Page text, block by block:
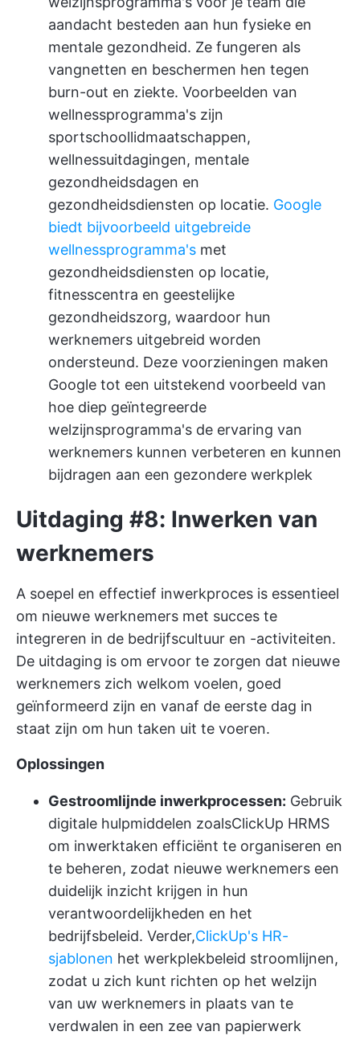
aandacht besteden aan hun fysieke en
mentale gezondheid. Ze fungeren als
vangnetten en beschermen hen tegen
burn-out en ziekte. Voorbeelden van
wellnessprogramma's zijn
sportschoollidmaatschappen,
wellnessuitdagingen, mentale
gezondheidsdagen en
gezondheidsdiensten op locatie. Google
biedt bijvoorbeeld uitgebreide
wellnessprogramma's met
gezondheidsdiensten op locatie,
fitnesscentra en geestelijke
gezondheidszorg, waardoor hun
werknemers uitgebreid worden
ondersteund. Deze voorzieningen maken
Google tot een uitstekend voorbeeld van
hoe diep geïntegreerde
welzijnsprogramma's de ervaring van
werknemers kunnen verbeteren en kunnen
bijdragen aan een gezondere werkplek
Uitdaging #8: Inwerken van
werknemers
A soepel en effectief inwerkproces is essentieel
om nieuwe werknemers met succes te
integreren in de bedrijfscultuur en -activiteiten.
De uitdaging is om ervoor te zorgen dat nieuwe
werknemers zich welkom voelen, goed
geïnformeerd zijn en vanaf de eerste dag in
staat zijn om hun taken uit te voeren.
Oplossingen
Gestroomlijnde inwerkprocessen: Gebruik
digitale hulpmiddelen zoalsClickUp HRMS
om inwerktaken efficiënt te organiseren en
te beheren, zodat nieuwe werknemers een
duidelijk inzicht krijgen in hun
verantwoordelijkheden en het
bedrijfsbeleid. Verder,ClickUp's HR-
sjablonen het werkplekbeleid stroomlijnen,
zodat u zich kunt richten op het welzijn
van uw werknemers in plaats van te
verdwalen in een zee van papierwerk